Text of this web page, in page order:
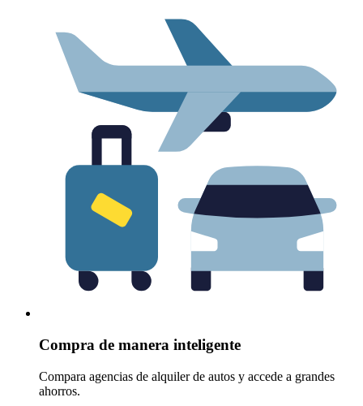
Compra de manera inteligente
Compara agencias de alquiler de autos y accede a grandes
ahorros.